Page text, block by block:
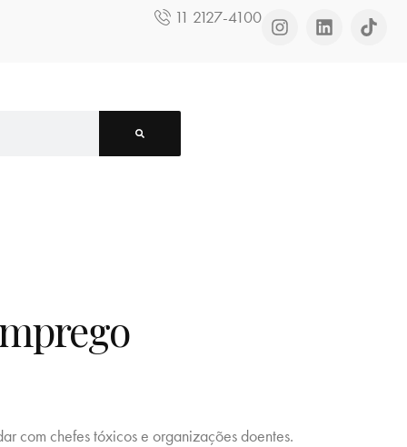
11 2127-4100
com chefes tóxicos e organizações doentes.